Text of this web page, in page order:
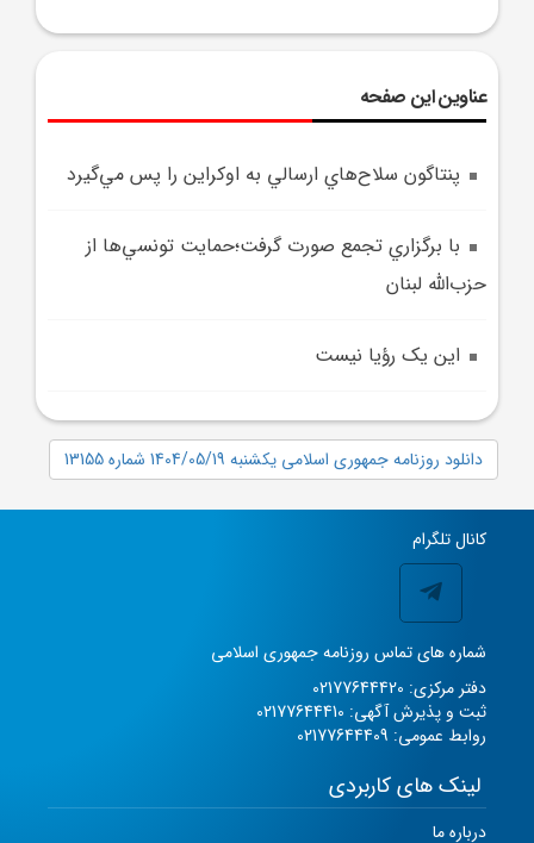
عناوین این صفحه
پنتاگون سلاح‌هاي ارسالي به اوکراين را پس مي‌گيرد
با برگزاري تجمع صورت گرفت؛حمايت تونسي‌ها از
حزب‌الله لبنان
اين يک رؤيا نيست
دانلود روزنامه جمهوری اسلامی یکشنبه 1404/05/19 شماره 13155
کانال تلگرام
شماره های تماس روزنامه جمهوری اسلامی
دفتر مرکزی: 02177644420
ثبت و پذیرش آگهی: 02177644410
روابط عمومی: 02177644409
لینک های کاربردی
درباره ما